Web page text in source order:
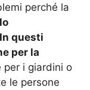
perché la
questi
per la
per i giardini o
le persone